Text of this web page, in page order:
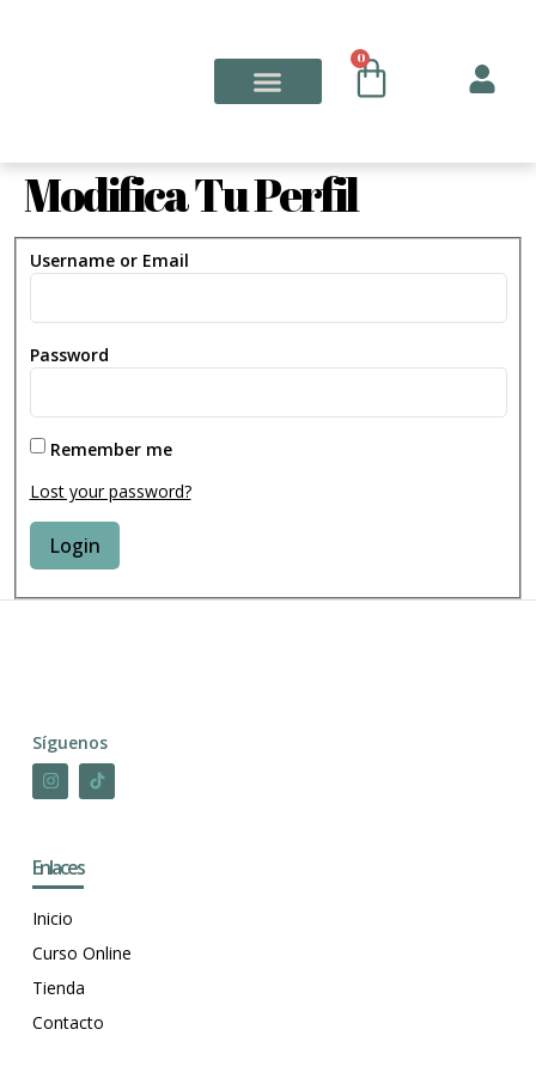
0
Modifica Tu Perfil
Username or Email
Password
Remember me
Lost your password?
Síguenos
Enlaces
Inicio
Curso Online
Tienda
Contacto